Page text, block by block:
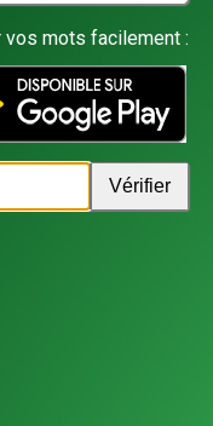
mots facilement :